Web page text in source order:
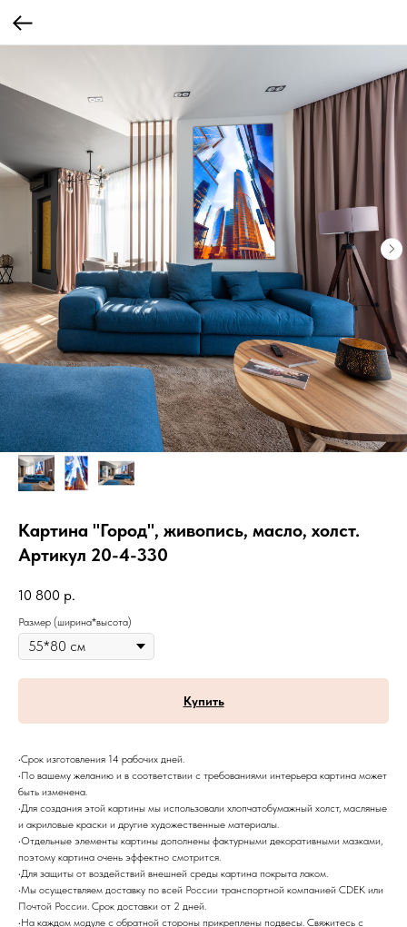
Картина "Город", живопись, масло, холст.
Артикул 20-4-330
10 800 р.
Размер (ширина*высота)
Купить
•Срок изготовления 14 рабочих дней.
•По вашему желанию и в соответствии с требованиями интерьера картина может
быть изменена.
•Для создания этой картины мы использовали хлопчатобумажный холст, масляные
и акриловые краски и другие художественные материалы.
•Отдельные элементы картины дополнены фактурными декоративными мазками,
поэтому картина очень эффектно смотрится.
•Для защиты от воздействий внешней среды картина покрыта лаком.
•Мы осуществляем доставку по всей России транспортной компанией CDEK или
Почтой России. Срок доставки от 2 дней.
•На каждом модуле с обратной стороны прикреплены подвесы. Свяжитесь с